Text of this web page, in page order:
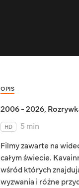
OPIS
2006 - 2026,
HD
5 min
Filmy zawarte na
całym świecie.
wśród których
wyzwania i różne